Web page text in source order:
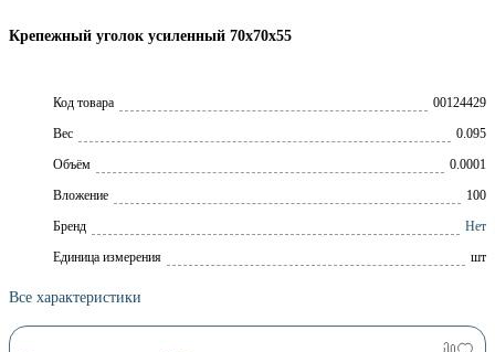
Крепежный уголок усиленный 70x70x55
Код товара
00124429
Вес
0.095
Объём
0.0001
Вложение
100
Брeнд
Нет
Единица измерения
шт
Все характеристики